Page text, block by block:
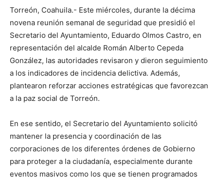
Torreón, Coahuila.- Este miércoles, durante la décima
novena reunión semanal de seguridad que presidió el
Secretario del Ayuntamiento, Eduardo Olmos Castro, en
representación del alcalde Román Alberto Cepeda
González, las autoridades revisaron y dieron seguimiento
a los indicadores de incidencia delictiva. Además,
plantearon reforzar acciones estratégicas que favorezcan
a la paz social de Torreón.
En ese sentido, el Secretario del Ayuntamiento solicitó
mantener la presencia y coordinación de las
corporaciones de los diferentes órdenes de Gobierno
para proteger a la ciudadanía, especialmente durante
eventos masivos como los que se tienen programados